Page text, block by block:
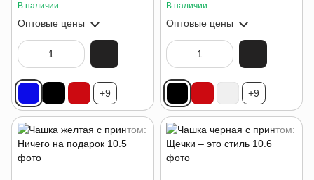
В наличии
Оптовые цены
+9
В наличии
Оптовые цены
+9